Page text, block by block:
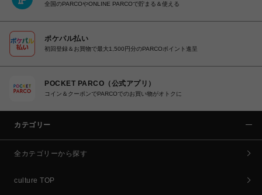
全国のPARCOやONLINE PARCOで貯まる＆使える
ポケパル払い
初回登録＆お買物で最大1,500円分のPARCOポイント進呈
POCKET PARCO（公式アプリ）
コイン＆クーポンでPARCOでのお買い物がオトクに
カテゴリー
全カテゴリーから探す
culture TOP